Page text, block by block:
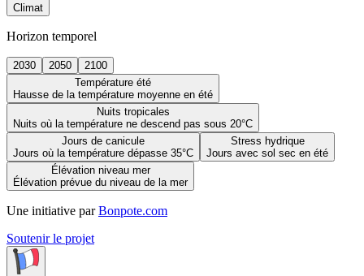
Climat
Horizon temporel
2030 2050
2100
Température été
Hausse de la température moyenne en été
Nuits tropicales
Nuits où la température ne descend pas sous 20°C
Jours de canicule
Jours où la température dépasse 35°C
Stress hydrique
Jours avec sol sec en été
Élévation niveau mer
Élévation prévue du niveau de la mer
Une initiative par Bonpote.com
Soutenir le projet